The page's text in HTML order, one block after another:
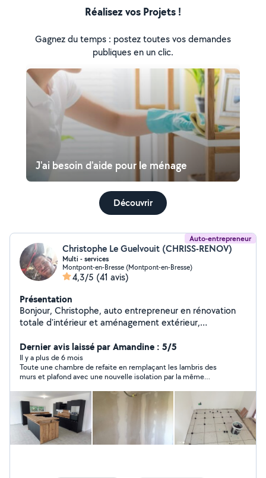
Réalisez vos Projets !
Gagnez du temps : postez toutes vos demandes
publiques en un clic.
J'ai besoin d'aide pour le ménage
Découvrir
Auto-entrepreneur
Christophe Le Guelvouit (CHRISS-RENOV)
Multi - services
Montpont-en-Bresse (Montpont-en-Bresse)
4,3/5 (41 avis)
Présentation
Bonjour, Christophe, auto entrepreneur en rénovation
totale d'intérieur et aménagement extérieur,
disponible et à l'écoute, je peux aussi vous faire profiter
de mon expérience pour peaufiner vos projets. Au
plaisir.
Dernier avis laissé par Amandine : 5/5
Il y a plus de 6 mois
Toute une chambre de refaite en remplaçant les lambris des
murs et plafond avec une nouvelle isolation par la même
Propre. Personne sympathique et de confiance. J espère
pouvoir faire faire mes nouveaux travaux avec lui